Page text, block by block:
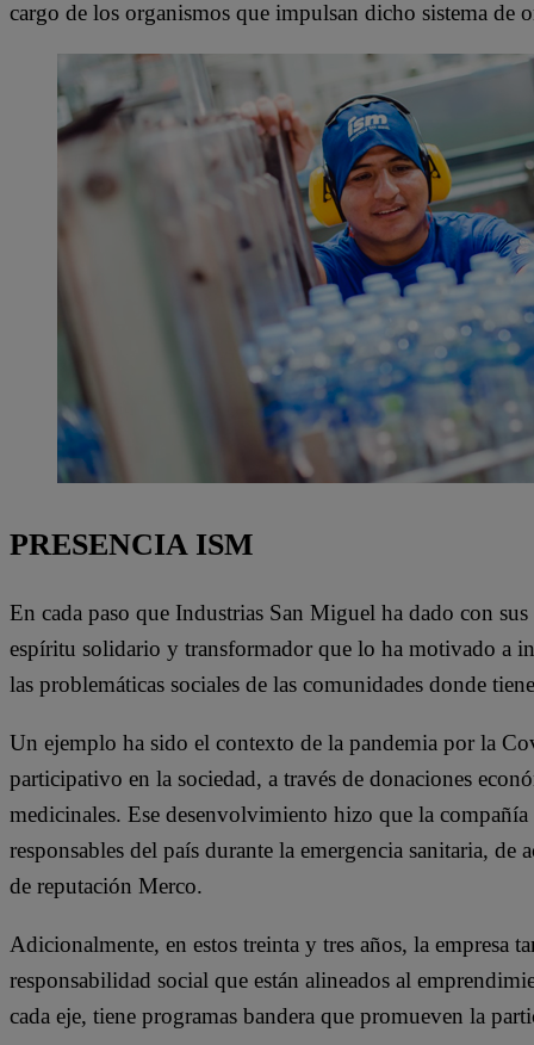
cargo de los organismos que impulsan dicho sistema de
PRESENCIA ISM
En cada paso que Industrias San Miguel ha dado con
espíritu solidario y transformador que lo ha motivado a
las problemáticas sociales de las comunidades donde
Un ejemplo ha sido el contexto de la pandemia por la
participativo en la sociedad, a través de donaciones
medicinales. Ese desenvolvimiento hizo que la compañía
responsables del país durante la emergencia sanitaria,
de reputación Merco.
Adicionalmente, en estos treinta y tres años, la empresa
responsabilidad social que están alineados al
cada eje, tiene programas bandera que promueven la